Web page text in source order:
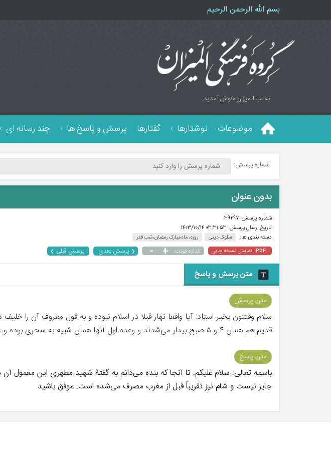
بسم الله الرحمن الرحیم
به لب المیزان خوش آمدید.
موضوعات نوشتارها گفتارها پرسش و پاسخ ها چند رسانه ای
شماره پرسش:
بدون عنوان
شماره پرسش:۳۹۲۹۷
تاریخ ارسال پرسش: ۰۳:۳۱:۵۳ ۱۴۰۳/۱۰/۱۴
دسته بندی ها:
سلوک دینی روزه، ماه مبارک رمضان ،شب قدر
PDF نمایش نسخه چاپی اندازه فونت: +
- پرسش بعدی پرسش قبلی
متن پرسش و پاسخ
متن پرسش
سلام وقتتون بخیر استاد: آیا واقعا نهار قبلا در اسلام نبوده و به قول معروف آن
قدیم هم همان ۴ و ۵ صبح بیدار می‌شدند و وعده اول آنها همان شبیه به سحری بوده و عملا تفاوت شایانی با ماه رمضان وجود نداشته. ممنون از پاسختون
متن پاسخ
باسمه تعالی: سلام علیکم: تا آنجا که بنده می‌دانم به گفتۀ شهید مطهری این معمول
جایز نیست و شام نیز تقریباً قبل از مغرب مصرف می‌شده است. موفق باشید